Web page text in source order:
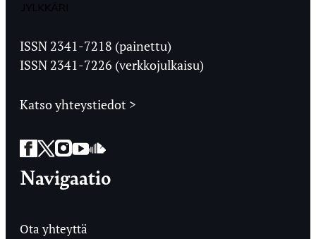
Ylioppilaslehti
ISSN 2341-7218 (painettu)
ISSN 2341-7226 (verkkojulkaisu)
Katso yhteystiedot >
Facebook
Twitter
Instagram
YouTube
SoundCloud
Navigaatio
Ota yhteyttä